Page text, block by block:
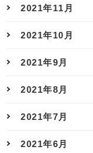
2021年11月
2021年10月
2021年9月
2021年8月
2021年7月
2021年6月